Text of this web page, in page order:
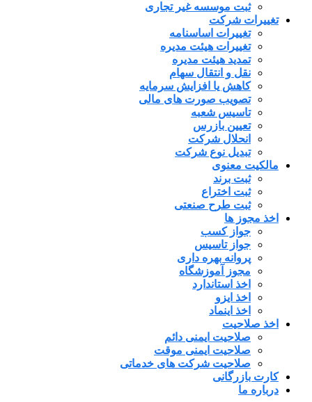
ثبت موسسه غیر تجاری
تغییرات شرکت
تغییرات اساسنامه
تغییرات هیئت مدیره
تمدید هیئت مدیره
نقل و انتقال سهام
کاهش یا افزایش سرمایه
تصویب صورت های مالی
تاسیس شعبه
تعیین بازرس
انحلال شرکت
تبدیل نوع شرکت
مالکیت معنوی
ثبت برند
ثبت اختراع
ثبت طرح صنعتی
اخذ مجوز ها
جواز کسب
جواز تاسیس
پروانه بهره داری
مجوز آموزشگاه
اخذ استاندارد
اخذ ایزو
اخذ اینماد
اخذ صلاحیت
صلاحیت ایمنی دائم
صلاحیت ایمنی موقت
صلاحیت شرکت های خدماتی
کارت بازرگانی
درباره ما